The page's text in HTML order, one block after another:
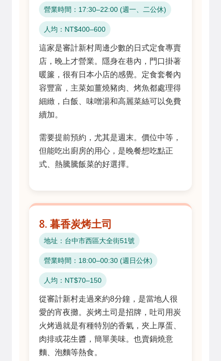
營業時間：17:30–22:00 (週一、二公休)
人均：NT$400–600
這家是審計新村周邊少數的日式定食專賣
店，晚上才營業。隱身在巷內，門口掛著
暖簾，很有日本小店的感覺。定食套餐內
容豐富，主菜如薑燒豬肉、烤魚都處理得
細緻，白飯、味噌湯和高麗菜絲可以免費
續加。
需要提前預約，尤其是週末。價位中等，
但能吃出廚房的用心，是晚餐想吃點正
式、熱騰騰飯菜的好選擇。
8. 暮香炭烤土司
地址：台中市西區大全街51號
營業時間：18:00–00:30 (週日公休)
人均：NT$70–150
從審計新村走過來約8分鐘，是當地人很
愛的宵夜攤。炭烤土司是招牌，吐司用炭
火烤過就是有種特別的香氣，夾上厚蛋、
肉排或花生醬，簡單美味。也賣鍋燒意
麵、泡麵等熱食。